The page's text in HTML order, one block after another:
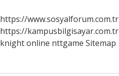
https://www.sosyalforum.com.tr
https://kampusbilgisayar.com.tr
knight online nttgame Sitemap